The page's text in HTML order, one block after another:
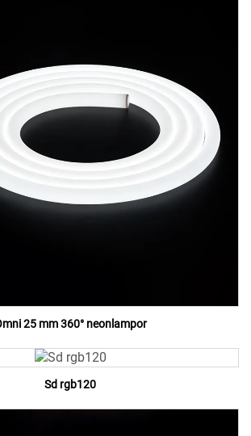
25 mm 360° neonlampor
Sd rgb120